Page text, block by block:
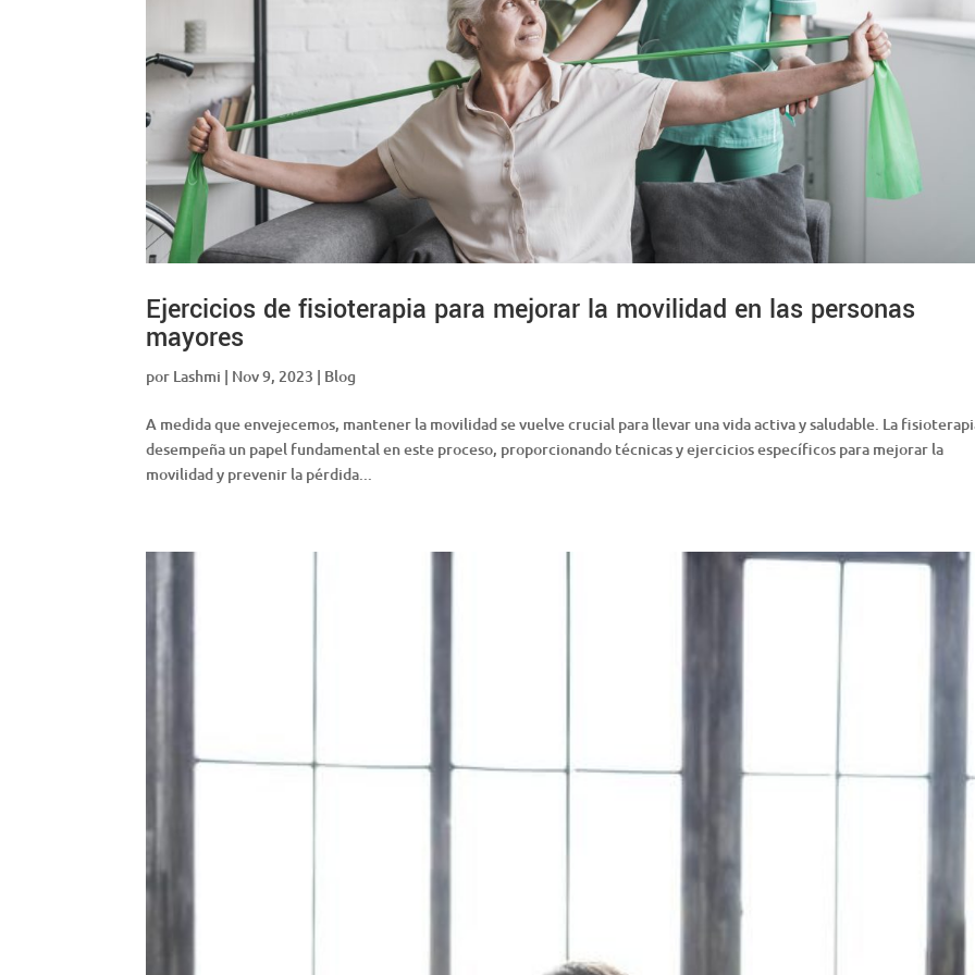
Ejercicios de fisioterapia para mejorar la movilidad en las personas
mayores
por Lashmi | Nov 9, 2023 | Blog
A medida que envejecemos, mantener la movilidad se vuelve crucial para llevar una vida activa y saludable. La
desempeña un papel fundamental en este proceso, proporcionando técnicas y ejercicios específicos para mejorar la
movilidad y prevenir la pérdida...